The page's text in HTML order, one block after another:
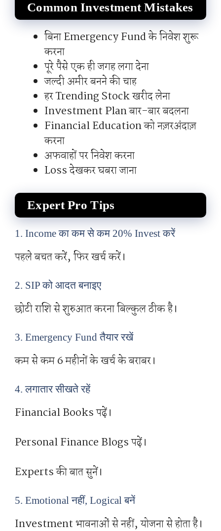
Common Investment Mistakes
बिना Emergency Fund के निवेश शुरू
करना
पूरे पैसे एक ही जगह लगा देना
जल्दी अमीर बनने की चाह
हर Trending Stock खरीद लेना
Investment Plan बार-बार बदलना
Financial Education को नज़रअंदाज़
करना
अफवाहों पर निवेश करना
Loss देखकर घबरा जाना
Expert Pro Tips
1. Income का कम से कम 20% Invest करें
पहले बचत करें, फिर खर्च करें।
2. SIP को आदत बनाइए
छोटी राशि से शुरुआत करना बिल्कुल ठीक है।
3. Emergency Fund तैयार रखें
कम से कम 6 महीनों के खर्च के बराबर।
4. लगातार सीखते रहें
Financial Books पढ़ें।
Personal Finance Blogs पढ़ें।
Experts की बात सुनें।
5. Emotional नहीं, Logical बनें
Investment भावनाओं से नहीं, योजना से होता है।